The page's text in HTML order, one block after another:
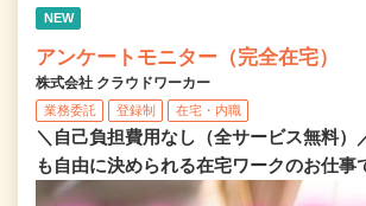
NEW
アンケートモニター（完全在宅）
株式会社 クラウドワーカー
業務委託 登録制 在宅・内職
＼自己負担費用なし（全サービス無料
も自由に決められる在宅ワークのお仕事